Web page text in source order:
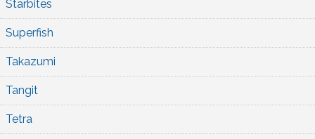
Starbites
Superfish
Takazumi
Tangit
Tetra